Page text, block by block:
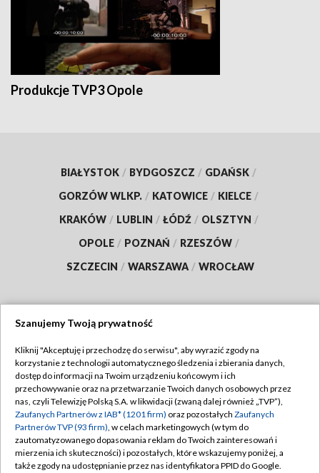
Produkcje TVP3 Opole
BIAŁYSTOK / BYDGOSZCZ / GDAŃSK /
GORZÓW WLKP. / KATOWICE / KIELCE /
KRAKÓW / LUBLIN / ŁÓDŹ / OLSZTYN /
OPOLE / POZNAŃ / RZESZÓW /
SZCZECIN / WARSZAWA / WROCŁAW
TVP
Abonament TVP
Emisja w TVP
Centrum informacji TVP
Naziemna Telewizja Cyfrowa
Regulamin TVP
Polityka prywatności
Moje zgody
Pomoc
Szanujemy Twoją prywatność
Kliknij "Akceptuję i przechodzę do serwisu", aby wyrazić zgody na
korzystanie z technologii automatycznego śledzenia i zbierania danych,
dostęp do informacji na Twoim urządzeniu końcowym i ich
przechowywanie oraz na przetwarzanie Twoich danych osobowych przez
nas, czyli Telewizję Polską S.A. w likwidacji (zwaną dalej również „TVP”),
Zaufanych Partnerów z IAB* (1201 firm) oraz pozostałych Zaufanych
Partnerów TVP (93 firm), w celach marketingowych (w tym do
zautomatyzowanego dopasowania reklam do Twoich zainteresowań i
mierzenia ich skuteczności) i pozostałych, które wskazujemy poniżej, a
także zgody na udostępnianie przez nas identyfikatora PPID do Google.